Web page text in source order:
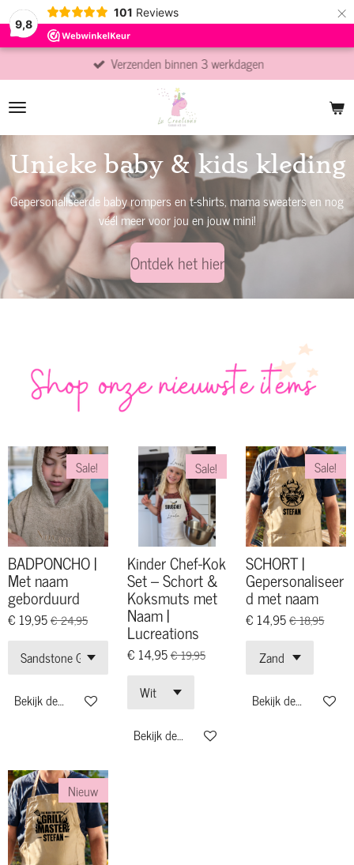
9,8
101 Reviews ×
Veilig betalen via I-deal | Wero
Unieke baby & kids kleding
Gepersonaliseerde baby rompers en t-shirts, mama sweaters en nog
véél meer voor jou en jouw mini!
Ontdek het hier
Sale!
BADPONCHO |
Met naam
geborduurd
€ 19,95€ 24,95
Bekijk details
Sale!
Kinder Chef-Kok
Set – Schort &
Koksmuts met
Naam |
Lucreations
€ 14,95€ 19,95
Bekijk details
Sale!
SCHORT |
Gepersonaliseer
d met naam
€ 14,95€ 18,95
Bekijk details
Nieuw